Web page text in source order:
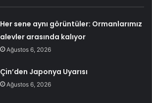
Her sene aynı görüntüler: Ormanlarımız
alevler arasında kalıyor
Ağustos 6, 2026
Çin’den Japonya Uyarısı
Ağustos 6, 2026